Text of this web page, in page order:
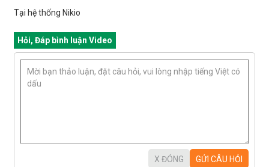
Tại hệ thống Nikio
Hỏi, Đáp bình luận Video